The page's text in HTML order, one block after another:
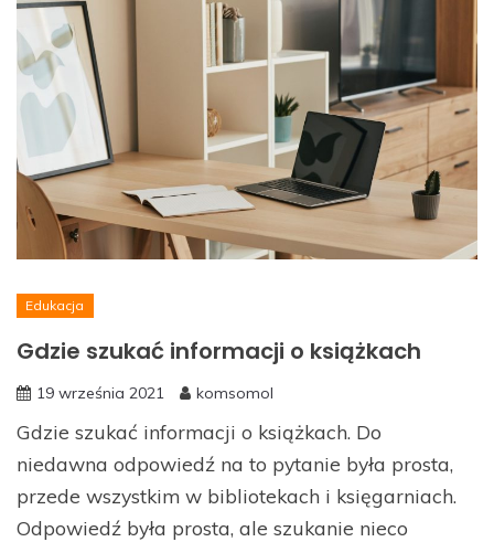
Edukacja
Gdzie szukać informacji o książkach
19 września 2021 komsomol
Gdzie szukać informacji o książkach. Do
niedawna odpowiedź na to pytanie była prosta,
przede wszystkim w bibliotekach i księgarniach.
Odpowiedź była prosta, ale szukanie nieco